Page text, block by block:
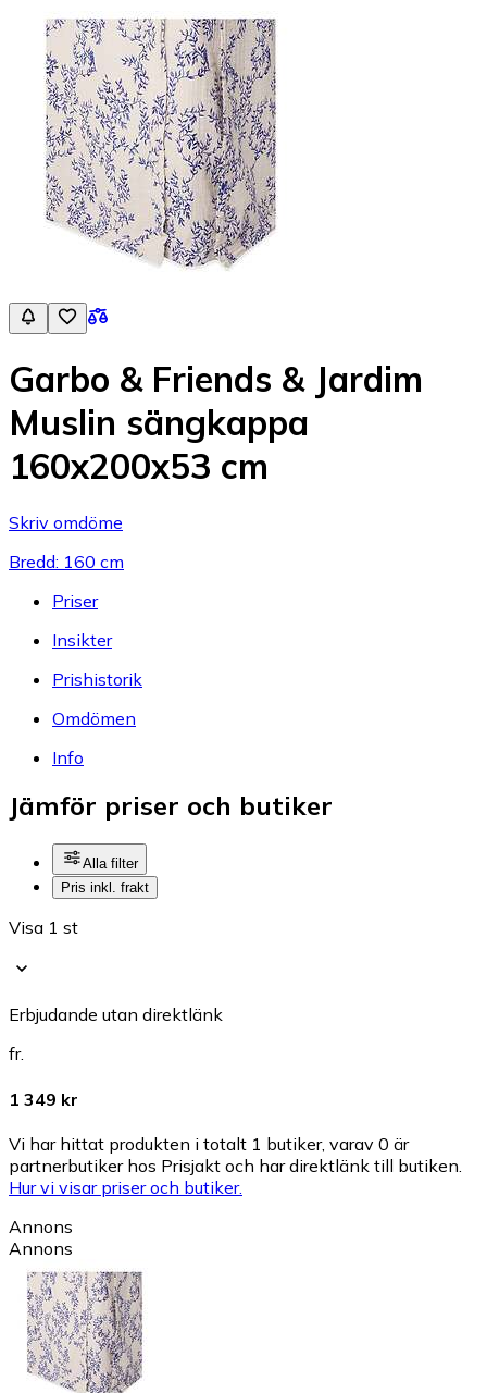
Garbo & Friends & Jardim
Muslin sängkappa
160x200x53 cm
Skriv omdöme
Bredd: 160 cm
Priser
Insikter
Prishistorik
Omdömen
Info
Jämför priser och butiker
Alla filter
Pris inkl. frakt
Visa 1 st
Erbjudande utan direktlänk
fr.
1 349 kr
Vi har hittat produkten i totalt 1 butiker, varav 0 är
partnerbutiker hos Prisjakt och har direktlänk till butiken.
Hur vi visar priser och butiker.
Annons
Annons